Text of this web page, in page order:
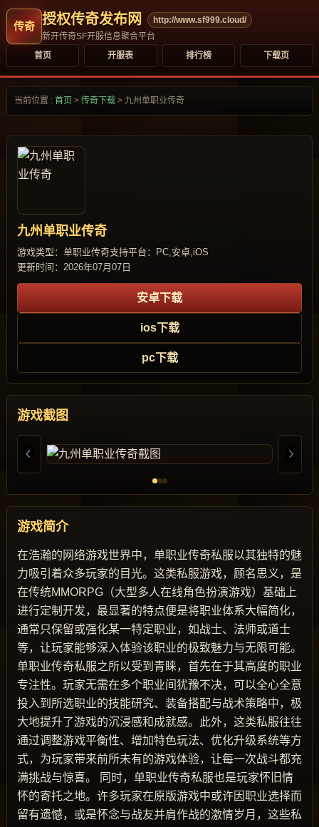
授权传奇发布网
http://www.sf999.cloud/
新开传奇SF开服信息聚合平台
首页
开服表 排行榜 下载页
当前位置 : 首页 > 传奇下载 > 九州单职业传奇
九州单职业传奇
游戏类型：单职业传奇支持平台：PC,安卓,iOS
更新时间：2026年07月07日
安卓下载
ios下载
pc下载
游戏截图
游戏简介
在浩瀚的网络游戏世界中，单职业传奇私服以其独特的魅
力吸引着众多玩家的目光。这类私服游戏，顾名思义，是
在传统MMORPG（大型多人在线角色扮演游戏）基础上
进行定制开发，最显著的特点便是将职业体系大幅简化，
通常只保留或强化某一特定职业，如战士、法师或道士
等，让玩家能够深入体验该职业的极致魅力与无限可能。
单职业传奇私服之所以受到青睐，首先在于其高度的职业
专注性。玩家无需在多个职业间犹豫不决，可以全心全意
投入到所选职业的技能研究、装备搭配与战术策略中，极
大地提升了游戏的沉浸感和成就感。此外，这类私服往往
通过调整游戏平衡性、增加特色玩法、优化升级系统等方
式，为玩家带来前所未有的游戏体验，让每一次战斗都充
满挑战与惊喜。 同时，单职业传奇私服也是玩家怀旧情
怀的寄托之地。许多玩家在原版游戏中或许因职业选择而
留有遗憾，或是怀念与战友并肩作战的激情岁月，这些私